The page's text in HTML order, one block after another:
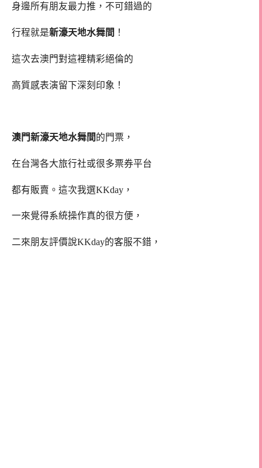
身邊所有朋友最力推，不可錯過的
行程就是新濠天地水舞間 ！
這次去澳門對這裡精彩絕倫的
高質感表演留下深刻印象！
澳門新濠天地水舞間的門票，
在台灣各大旅行社或很多票券平台
都有販賣。這次我選KKday，
一來覺得系統操作真的很方便，
二來朋友評價說KKday的客服不錯，